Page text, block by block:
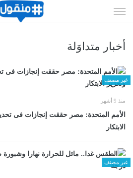
الى
أخبار متداوَلة
غير مصنف
منذ 9 أشهر
الأمم المتحدة: مصر حققت إنجازات فى
الابتكار
غير مصنف